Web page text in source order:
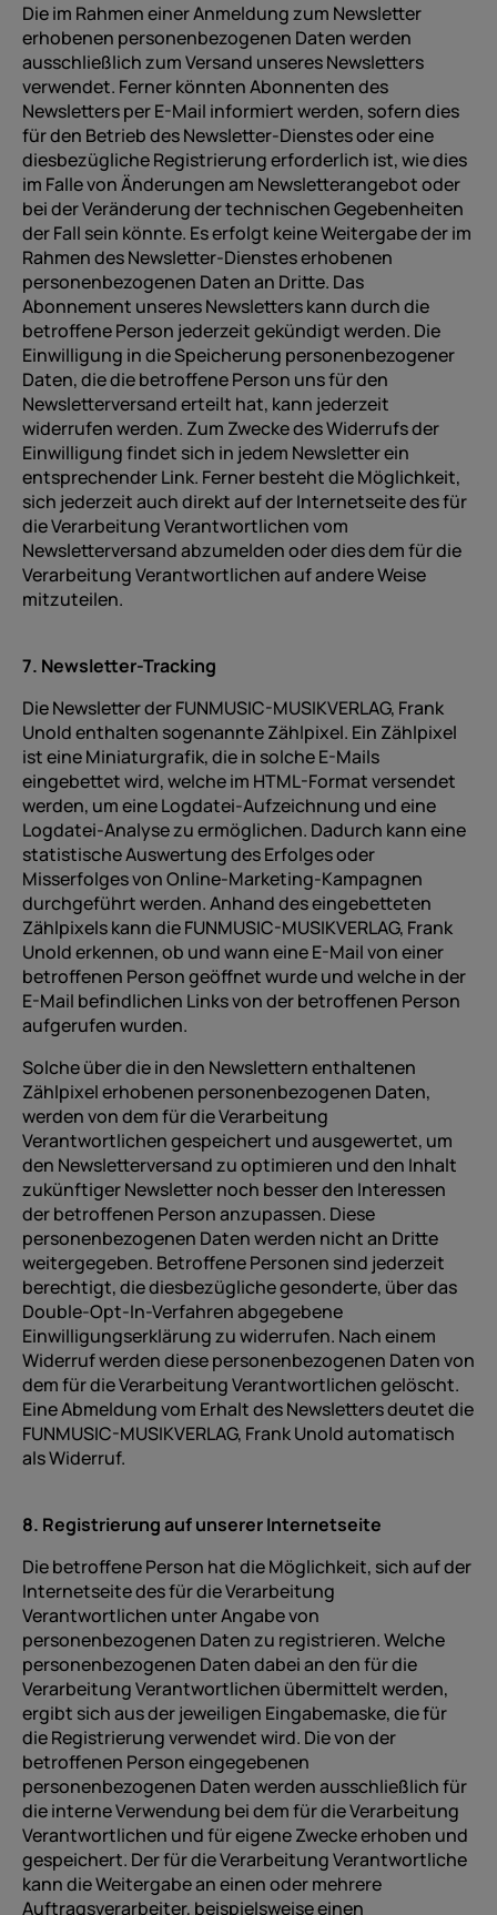
Die im Rahmen einer Anmeldung zum Newsletter
erhobenen personenbezogenen Daten werden
ausschließlich zum Versand unseres Newsletters
verwendet. Ferner könnten Abonnenten des
Newsletters per E-Mail informiert werden, sofern dies
für den Betrieb des Newsletter-Dienstes oder eine
diesbezügliche Registrierung erforderlich ist, wie dies
im Falle von Änderungen am Newsletterangebot oder
bei der Veränderung der technischen Gegebenheiten
der Fall sein könnte. Es erfolgt keine Weitergabe der im
Rahmen des Newsletter-Dienstes erhobenen
personenbezogenen Daten an Dritte. Das
Abonnement unseres Newsletters kann durch die
betroffene Person jederzeit gekündigt werden. Die
Einwilligung in die Speicherung personenbezogener
Daten, die die betroffene Person uns für den
Newsletterversand erteilt hat, kann jederzeit
widerrufen werden. Zum Zwecke des Widerrufs der
Einwilligung findet sich in jedem Newsletter ein
entsprechender Link. Ferner besteht die Möglichkeit,
sich jederzeit auch direkt auf der Internetseite des für
die Verarbeitung Verantwortlichen vom
Newsletterversand abzumelden oder dies dem für die
Verarbeitung Verantwortlichen auf andere Weise
mitzuteilen.
7. Newsletter-Tracking
Die Newsletter der FUNMUSIC-MUSIKVERLAG, Frank
Unold enthalten sogenannte Zählpixel. Ein Zählpixel
ist eine Miniaturgrafik, die in solche E-Mails
eingebettet wird, welche im HTML-Format versendet
werden, um eine Logdatei-Aufzeichnung und eine
Logdatei-Analyse zu ermöglichen. Dadurch kann eine
statistische Auswertung des Erfolges oder
Misserfolges von Online-Marketing-Kampagnen
durchgeführt werden. Anhand des eingebetteten
Zählpixels kann die FUNMUSIC-MUSIKVERLAG, Frank
Unold erkennen, ob und wann eine E-Mail von einer
betroffenen Person geöffnet wurde und welche in der
E-Mail befindlichen Links von der betroffenen Person
aufgerufen wurden.
Solche über die in den Newslettern enthaltenen
Zählpixel erhobenen personenbezogenen Daten,
werden von dem für die Verarbeitung
Verantwortlichen gespeichert und ausgewertet, um
den Newsletterversand zu optimieren und den Inhalt
zukünftiger Newsletter noch besser den Interessen
der betroffenen Person anzupassen. Diese
personenbezogenen Daten werden nicht an Dritte
weitergegeben. Betroffene Personen sind jederzeit
berechtigt, die diesbezügliche gesonderte, über das
Double-Opt-In-Verfahren abgegebene
Einwilligungserklärung zu widerrufen. Nach einem
Widerruf werden diese personenbezogenen Daten von
dem für die Verarbeitung Verantwortlichen gelöscht.
Eine Abmeldung vom Erhalt des Newsletters deutet die
FUNMUSIC-MUSIKVERLAG, Frank Unold automatisch
als Widerruf.
8. Registrierung auf unserer Internetseite
Die betroffene Person hat die Möglichkeit, sich auf der
Internetseite des für die Verarbeitung
Verantwortlichen unter Angabe von
personenbezogenen Daten zu registrieren. Welche
personenbezogenen Daten dabei an den für die
Verarbeitung Verantwortlichen übermittelt werden,
ergibt sich aus der jeweiligen Eingabemaske, die für
die Registrierung verwendet wird. Die von der
betroffenen Person eingegebenen
personenbezogenen Daten werden ausschließlich für
die interne Verwendung bei dem für die Verarbeitung
Verantwortlichen und für eigene Zwecke erhoben und
gespeichert. Der für die Verarbeitung Verantwortliche
kann die Weitergabe an einen oder mehrere
Auftragsverarbeiter, beispielsweise einen